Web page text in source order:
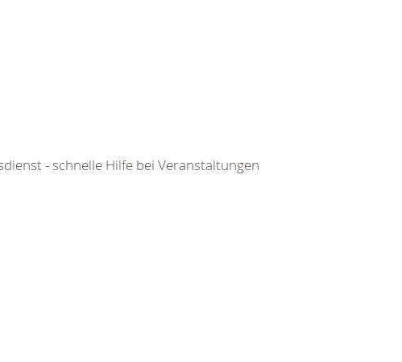
- schnelle Hilfe bei Veranstaltungen